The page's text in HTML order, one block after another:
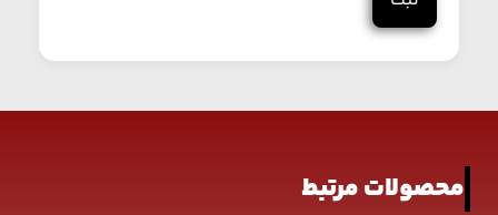
محصولات مرتبط